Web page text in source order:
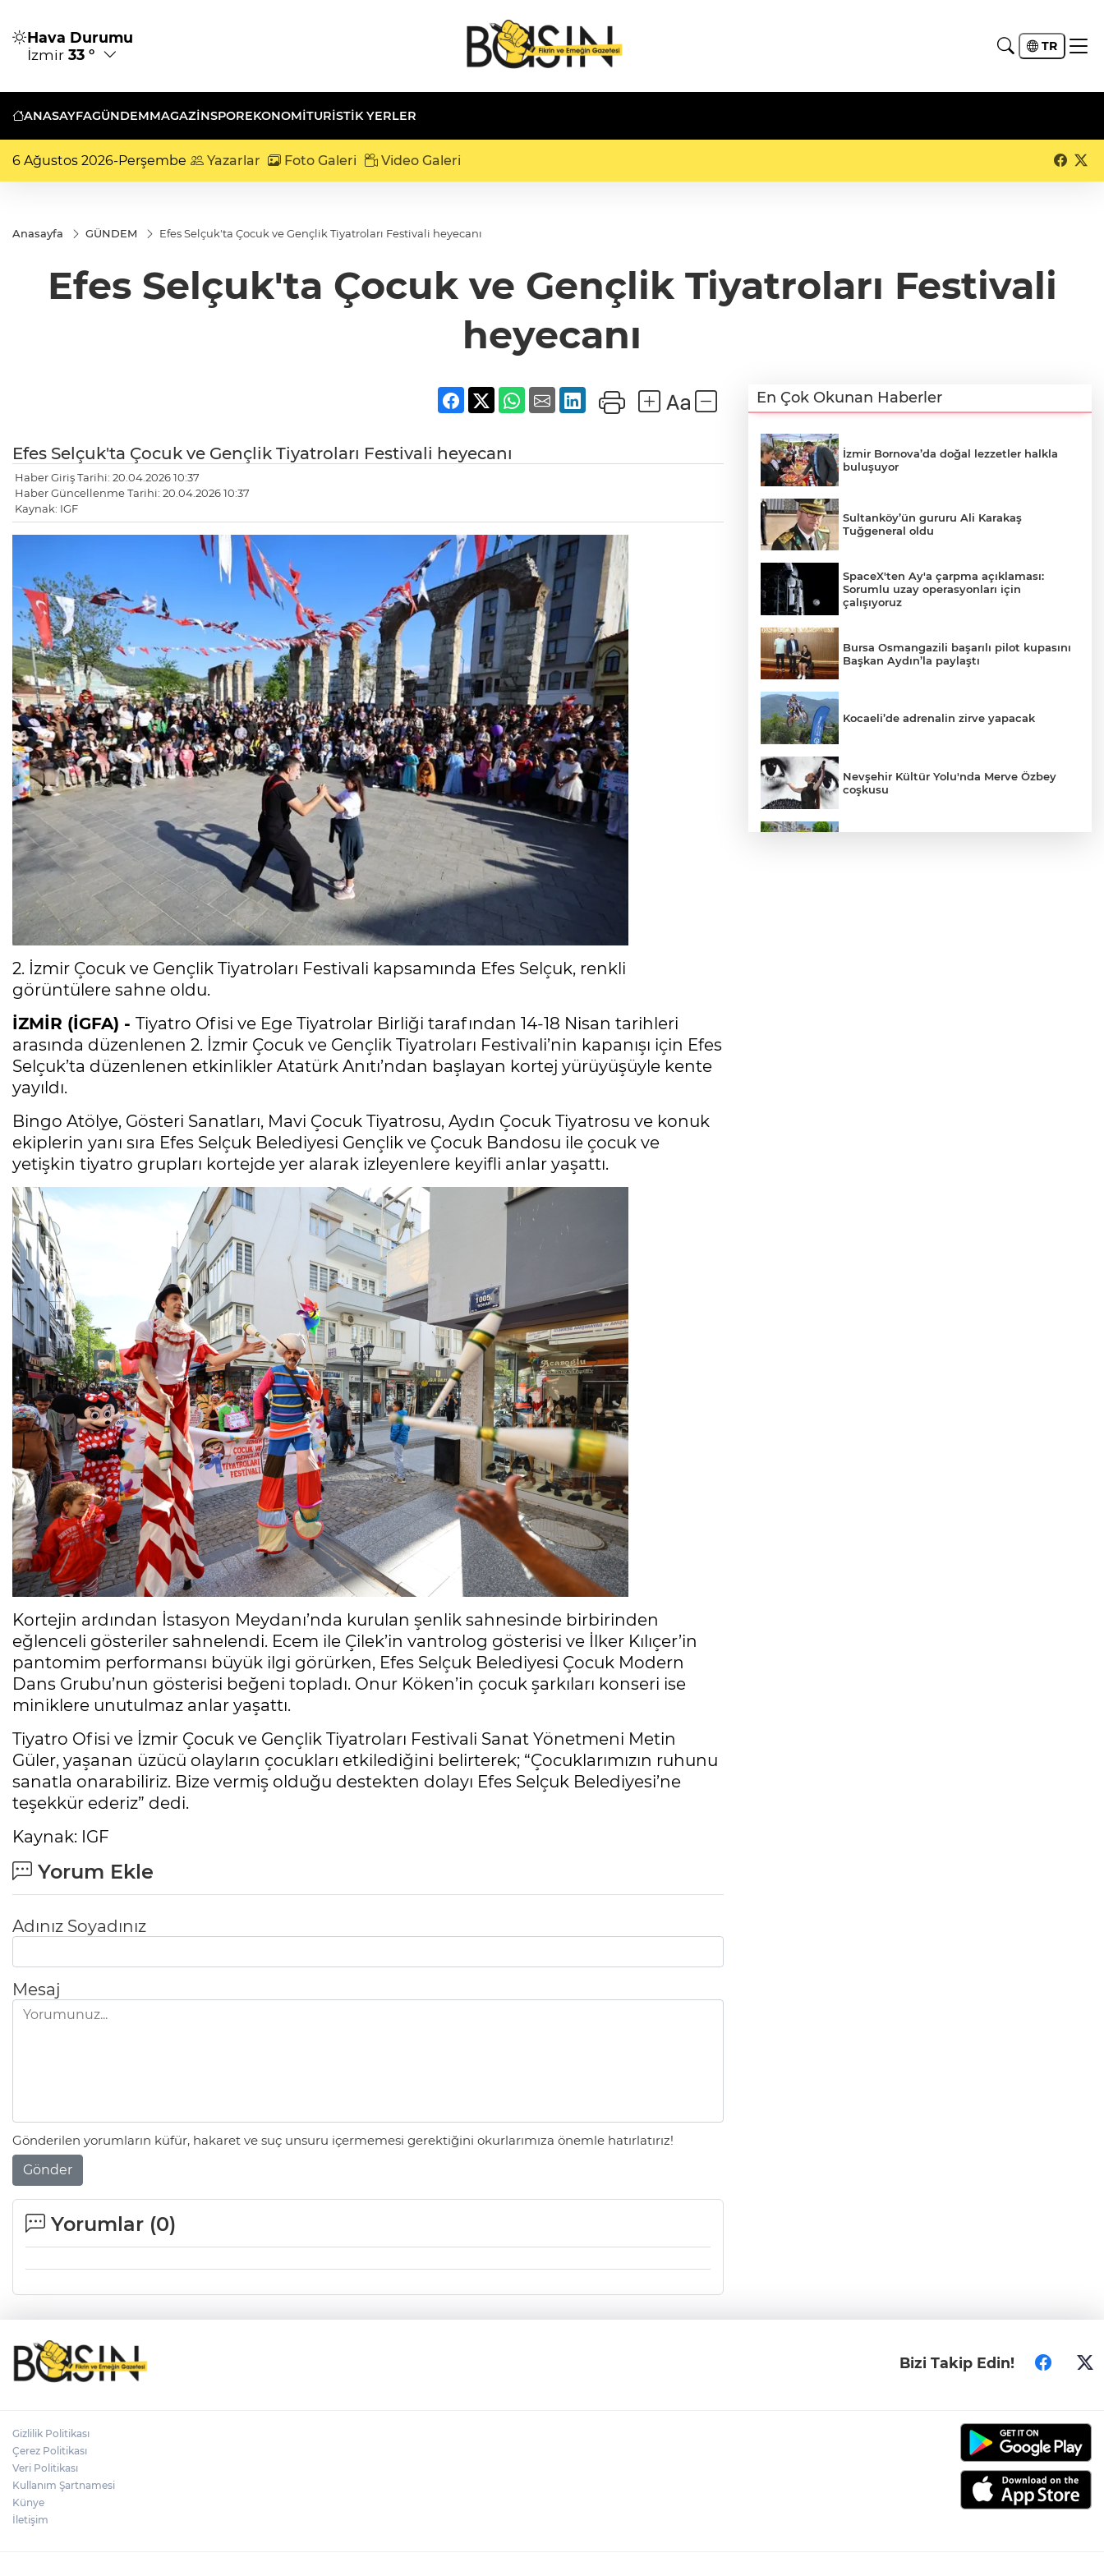
Hava Durumu
İzmir 33 ° TR
ANASAYFAGÜNDEMMAGAZİNSPOREKONOMİTURISTIK YERLER
6 Ağustos 2026-Perşembe Yazarlar Foto Galeri Video Galeri
Anasayfa GÜNDEM Efes Selçuk'ta Çocuk ve Gençlik Tiyatroları Festivali heyecanı
Efes Selçuk'ta Çocuk ve Gençlik Tiyatroları Festivali
heyecanı
Efes Selçuk'ta Çocuk ve Gençlik Tiyatroları Festivali heyecanı
Haber Giriş Tarihi: 20.04.2026 10:37
Haber Güncellenme Tarihi: 20.04.2026 10:37
Kaynak: IGF
2. İzmir Çocuk ve Gençlik Tiyatroları Festivali kapsamında Efes Selçuk, renkli
görüntülere sahne oldu.
İZMİR (İGFA) - Tiyatro Ofisi ve Ege Tiyatrolar Birliği tarafından 14-18 Nisan tarihleri
arasında düzenlenen 2. İzmir Çocuk ve Gençlik Tiyatroları Festivali’nin kapanışı için Efes
Selçuk’ta düzenlenen etkinlikler Atatürk Anıtı’ndan başlayan kortej yürüyüşüyle kente
yayıldı.
Bingo Atölye, Gösteri Sanatları, Mavi Çocuk Tiyatrosu, Aydın Çocuk Tiyatrosu ve konuk
ekiplerin yanı sıra Efes Selçuk Belediyesi Gençlik ve Çocuk Bandosu ile çocuk ve
yetişkin tiyatro grupları kortejde yer alarak izleyenlere keyifli anlar yaşattı.
Kortejin ardından İstasyon Meydanı’nda kurulan şenlik sahnesinde birbirinden
eğlenceli gösteriler sahnelendi. Ecem ile Çilek’in vantrolog gösterisi ve İlker Kılıçer’in
pantomim performansı büyük ilgi görürken, Efes Selçuk Belediyesi Çocuk Modern
Dans Grubu’nun gösterisi beğeni topladı. Onur Köken’in çocuk şarkıları konseri ise
miniklere unutulmaz anlar yaşattı.
Tiyatro Ofisi ve İzmir Çocuk ve Gençlik Tiyatroları Festivali Sanat Yönetmeni Metin
Güler, yaşanan üzücü olayların çocukları etkilediğini belirterek; “Çocuklarımızın ruhunu
sanatla onarabiliriz. Bize vermiş olduğu destekten dolayı Efes Selçuk Belediyesi’ne
teşekkür ederiz” dedi.
Kaynak: IGF
Yorum Ekle
Adınız Soyadınız
Mesaj
Gönderilen yorumların küfür, hakaret ve suç unsuru içermemesi gerektiğini okurlarımıza önemle hatırlatırız!
Gönder
Yorumlar (0)
En Çok Okunan Haberler
İzmir Bornova’da doğal lezzetler halkla
buluşuyor
Sultanköy’ün gururu Ali Karakaş
Tuğgeneral oldu
SpaceX'ten Ay'a çarpma açıklaması:
Sorumlu uzay operasyonları için
çalışıyoruz
Bursa Osmangazili başarılı pilot kupasını
Başkan Aydın’la paylaştı
Kocaeli’de adrenalin zirve yapacak
Nevşehir Kültür Yolu'nda Merve Özbey
coşkusu
Bizi Takip Edin!
Gizlilik Politikası
Çerez Politikası
Veri Politikası
Kullanım Şartnamesi
Künye
İletişim